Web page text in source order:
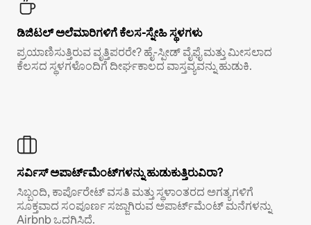
ಡಿಜಿಟಲ್ ಅಲೆಮಾರಿಗಳಿಗೆ ಕೆಲಸ-ಸ್ನೇಹಿ ಸ್ಥಳಗಳು
ಪ್ರಯಾಣಿಸುತ್ತಿರುವ ವೃತ್ತಿಪರರೇ? ಹೈ-ಸ್ಪೀಡ್ ವೈಫೈ ಮತ್ತು ಮೀಸಲಾದ
ಕೆಲಸದ ಸ್ಥಳಗಳೊಂದಿಗೆ ದೀರ್ಘಕಾಲದ ವಾಸ್ತವ್ಯವನ್ನು ಹುಡುಕಿ.
ಸರ್ವಿಸ್ ಅಪಾರ್ಟ್‌ಮೆಂಟ್‌ಗಳನ್ನು ಹುಡುಕುತ್ತಿರುವಿರಾ?
ಸಿಬ್ಬಂದಿ, ಕಾರ್ಪೊರೇಟ್ ವಸತಿ ಮತ್ತು ಸ್ಥಳಾಂತರದ ಅಗತ್ಯಗಳಿಗೆ
ಸೂಕ್ತವಾದ ಸಂಪೂರ್ಣ ಸಜ್ಜಾಗಿರುವ ಅಪಾರ್ಟ್‌ಮೆಂಟ್ ಮನೆಗಳನ್ನು
Airbnb ಒದಗಿಸಿದೆ.